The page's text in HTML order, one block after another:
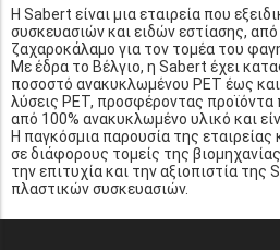
Η Sabert είναι μια εταιρεία που
συσκευασιών και ειδών εστίασης,
ζαχαροκάλαμο για τον τομέα του
Με έδρα το Βέλγιο, η Sabert έχει
ποσοστό ανακυκλωμένου PET έως και
λύσεις PET, προσφέροντας προϊόντα
από 100% ανακυκλωμένο υλικό και
Η παγκόσμια παρουσία της
σε διάφορους τομείς της
την επιτυχία και την αξιοπιστία
πλαστικών συσκευασιών.